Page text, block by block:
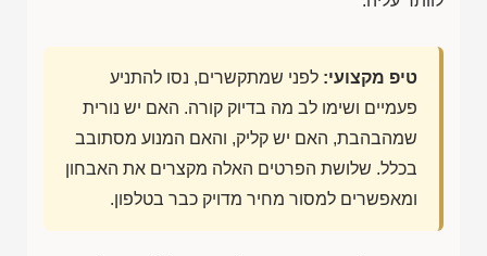
טיפ מקצועי: לפני שמתקשרים, נסו להתניע
פעמיים ושימו לב מה בדיוק קורה. האם יש נורית
שמהבהבת, האם יש קליק, והאם המנוע מסתובב
בכלל. שלושת הפרטים האלה מקצרים את האבחון
ומאפשרים למסור מחיר מדויק כבר בטלפון.